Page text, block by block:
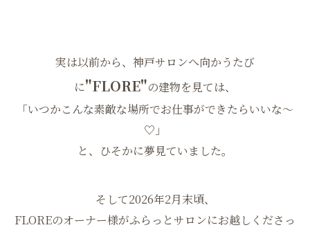
実は以前から、神戸サロンへ向かうたび
に"FLORE"の建物を見ては、
「いつかこんな素敵な場所でお仕事ができたらいいな〜
♡」
と、ひそかに夢見ていました。
そして2026年2月末頃、
FLOREのオーナー様がふらっとサロンにお越しくださっ